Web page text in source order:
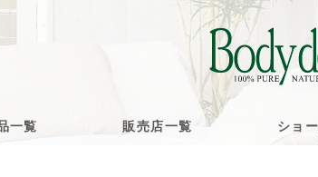
一覧 販売店一覧 ショ